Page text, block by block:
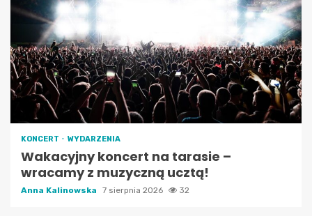
KONCERT WYDARZENIA
Wakacyjny koncert na tarasie –
wracamy z muzyczną ucztą!
Anna Kalinowska 7 sierpnia 2026 32